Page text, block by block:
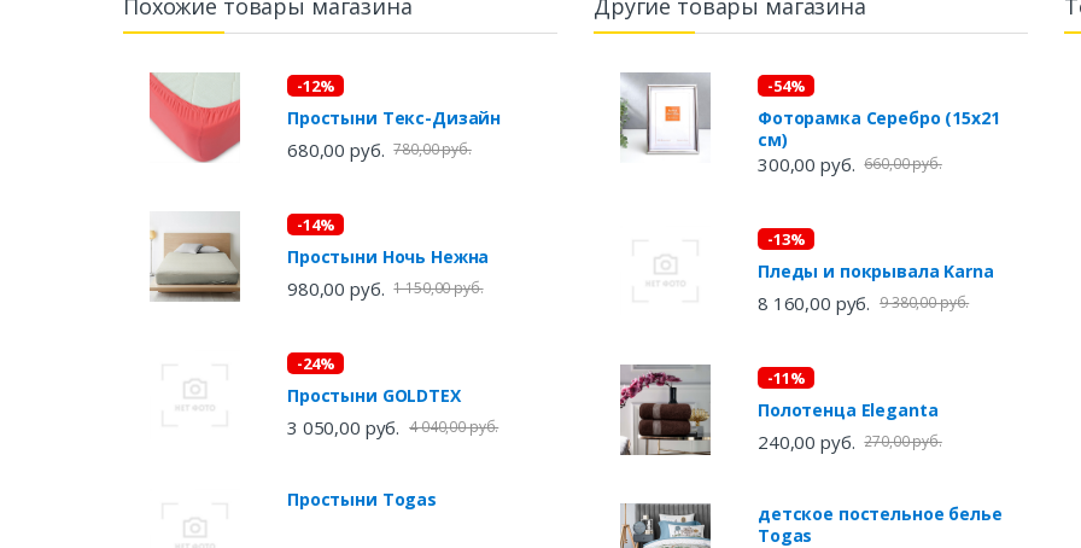
-12%
Простыни Текс-Дизайн
680,00 руб. 780,00 руб.
-14%
Простыни Ночь Нежна
980,00 руб. 1 150,00 руб.
-24%
Простыни GOLDTEX
3 050,00 руб. 4 040,00 руб.
Простыни Togas
-54%
Фоторамка Серебро (15х21
см)
300,00 руб. 660,00 руб.
-13%
Пледы и покрывала Karna
8 160,00 руб. 9 380,00 руб.
-11%
Полотенца Eleganta
240,00 руб. 270,00 руб.
детское постельное белье
Togas